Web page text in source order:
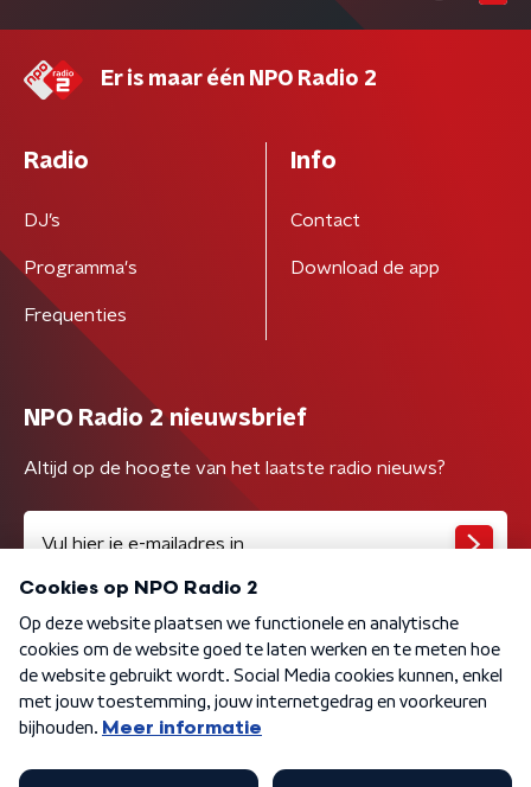
Er is maar één NPO Radio 2
Radio
DJ’s
Programma's
Frequenties
Info
Contact
Download de app
NPO Radio 2 nieuwsbrief
Altijd op de hoogte van het laatste radio nieuws?
Algemene voorwaarden